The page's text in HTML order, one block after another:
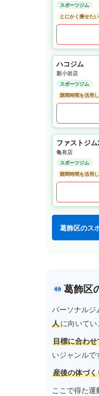
スポーツジム
とにかく痩せた
ハコジム
新小岩店
スポーツジム
隙間時間を活用
ファストジ
亀有店
スポーツジム
隙間時間を活用
葛飾区のス
葛飾区
パーソナルジ
人に向いてい
目標に合わ
いジャンルで
産後の体づく
ここで得た運